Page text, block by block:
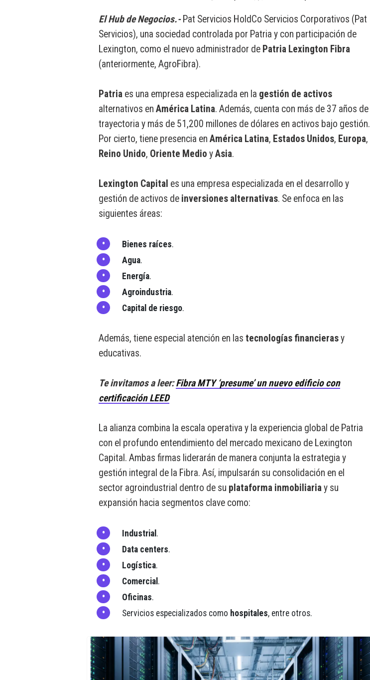
El Hub de Negocios.-Pat Servicios HoldCo Servicios Corporativos (Pat
Servicios), una sociedad controlada por Patria y con participación de
Lexington, como el nuevo administrador de Patria Lexington Fibra
(anteriormente, AgroFibra).
Patriaes una empresa especializada en la gestión de activos
alternativos en América Latina. Además, cuenta con más de 37 años de
trayectoria y más de 51,200 millones de dólares en activos bajo gestión.
Por cierto, tiene presencia en América Latina, Estados Unidos, Europa,
Reino Unido, Oriente Medio yAsia.
Lexington Capital es una empresa especializada en el desarrollo y
gestión de activos de inversiones alternativas. Se enfoca en las
siguientes áreas:
Bienes raíces.
Agua.
Energía.
Agroindustria.
Capital de riesgo.
Además, tiene especial atención en las tecnologías financierasy
educativas.
Te invitamos a leer:Fibra MTY ‘presume’ un nuevo edificio con
certificación LEED
La alianza combina la escala operativa y la experiencia global de Patria
con el profundo entendimiento del mercado mexicano de Lexington
Capital. Ambas firmas liderarán de manera conjunta la estrategia y
gestión integral de la Fibra. Así, impulsarán su consolidación en el
sector agroindustrial dentro de su plataforma inmobiliariay su
expansión hacia segmentos clave como:
Industrial .
Data centers.
Logística.
Comercial .
Oficinas.
Servicios especializados como hospitales, entre otros.